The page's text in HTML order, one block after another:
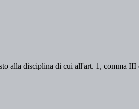
alla disciplina di cui all'art. 1, comma